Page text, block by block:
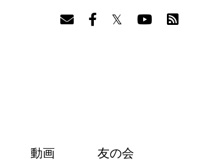
動画 友の会